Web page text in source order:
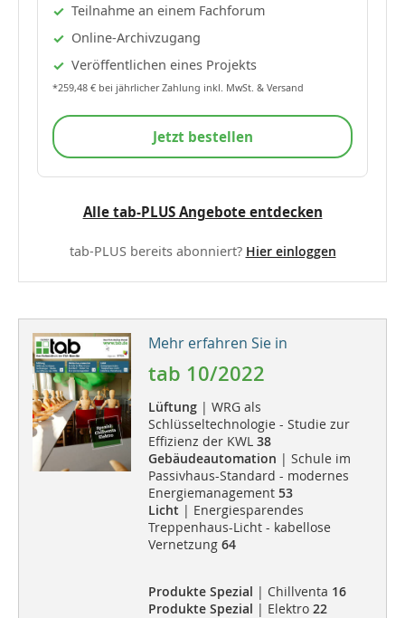
Teilnahme an einem Fachforum
Online-Archivzugang
Veröffentlichen eines Projekts
*259,48 € bei jährlicher Zahlung inkl. MwSt. & Versand
Jetzt bestellen
Alle tab-PLUS Angebote entdecken
tab-PLUS bereits abonniert? Hier einloggen
Mehr erfahren Sie in
tab 10/2022
Lüftung | WRG als
Schlüsseltechnologie - Studie zur
Effizienz der KWL 38
Gebäudeautomation | Schule im
Passivhaus-Standard - modernes
Energiemanagement 53
Licht | Energiesparendes
Treppenhaus-Licht - kabellose
Vernetzung 64
Produkte Spezial | Chillventa 16
Produkte Spezial | Elektro 22